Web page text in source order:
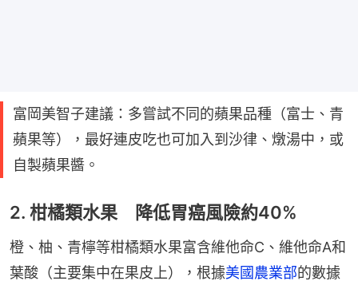
富岡美智子建議：多嘗試不同的蘋果品種（富士、青
蘋果等），最好連皮吃也可加入到沙律、燉湯中，或
自製蘋果醬。
2. 柑橘類水果 降低胃癌風險約40%
橙、柚、青檸等柑橘類水果富含維他命C、維他命A和
葉酸（主要集中在果皮上），根據美國農業部的數據